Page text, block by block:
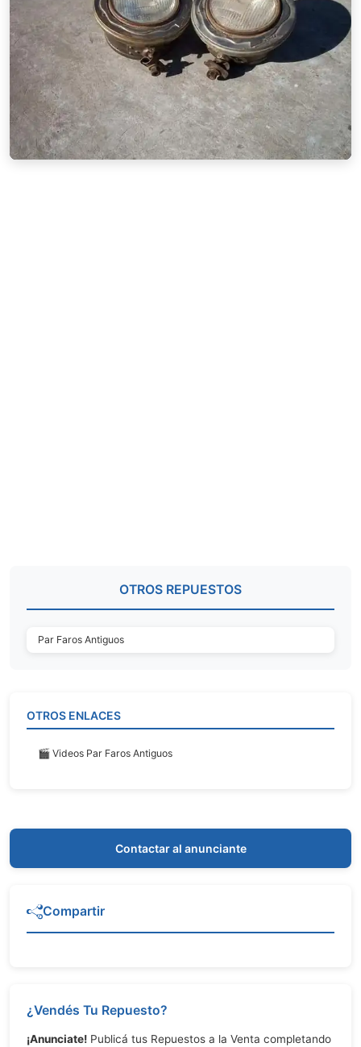
OTROS REPUESTOS
Par Faros Antiguos
OTROS ENLACES
🎬 Videos Par Faros Antiguos
Contactar al anunciante
Compartir
¿Vendés Tu Repuesto?
¡Anunciate! Publicá tus Repuestos a la Venta completando